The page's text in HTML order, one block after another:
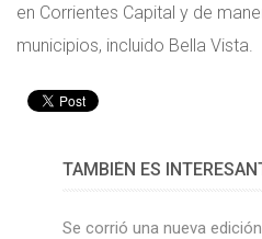
en Corrientes Capital y de
municipios, incluido Bella Vista.
TAMBIÉN ES
Se corrió una nueva